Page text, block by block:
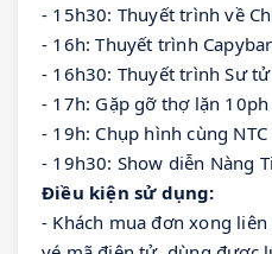
- 15h30: Thuyết trình về
- 16h: Thuyết trình
- 16h30: Thuyết trình Sư
- 17h: Gặp gỡ thợ lặn 10ph
- 19h: Chụp hình cùng
- 19h30: Show diễn Nàng
Điều kiện sử dụng:
- Khách mua đơn xong